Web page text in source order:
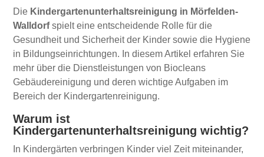
Die Kindergartenunterhaltsreinigung in Mörfelden-
Walldorfspielt eine entscheidende Rolle für die
Gesundheit und Sicherheit der Kinder sowie die Hygiene
in Bildungseinrichtungen. In diesem Artikel erfahren Sie
mehr über die Dienstleistungen von Biocleans
Gebäudereinigung und deren wichtige Aufgaben im
Bereich der Kindergartenreinigung.
Warum ist
Kindergartenunterhaltsreinigung wichtig?
In Kindergärten verbringen Kinder viel Zeit miteinander,